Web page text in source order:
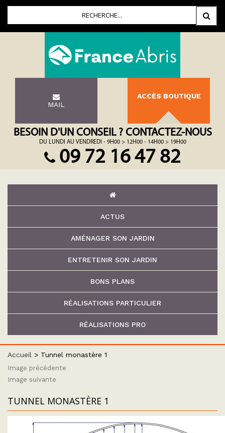
MAIL
ACCÈS BOUTIQUE
BESOIN D'UN CONSEIL ? CONTACTEZ-NOUS
DU LUNDI AU VENDREDI - 9H00 > 12H00 - 14H00 > 19H00
09 72 16 47 82
ACTUS
AMÉNAGER SON JARDIN
ENTRETENIR SON JARDIN
BONS PLANS
RÉALISATIONS PARTICULIER
RÉALISATIONS PRO
Accueil > Tunnel monastère 1
Image précédente
Image suivante
TUNNEL MONASTÈRE 1